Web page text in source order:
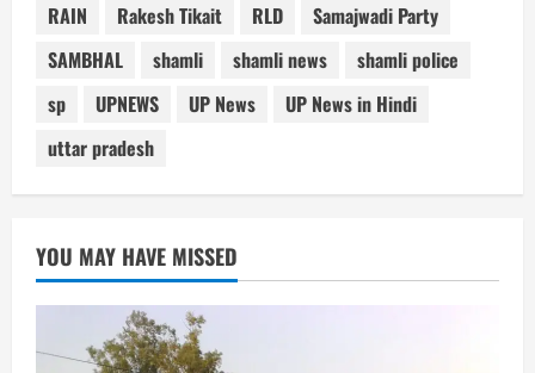
RAIN
Rakesh Tikait RLD
Samajwadi Party
SAMBHAL
shamli shamli news
shamli police
sp
UPNEWS UP News
UP News in Hindi
uttar pradesh
YOU MAY HAVE MISSED